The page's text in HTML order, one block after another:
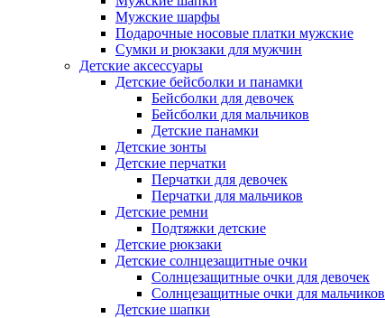
Мужские шарфы
Подарочные носовые платки мужские
Сумки и рюкзаки для мужчин
Детские аксессуары
Детские бейсболки и панамки
Бейсболки для девочек
Бейсболки для мальчиков
Детские панамки
Детские зонты
Детские перчатки
Перчатки для девочек
Перчатки для мальчиков
Детские ремни
Подтяжки детские
Детские рюкзаки
Детские солнцезащитные очки
Солнцезащитные очки для девочек
Солнцезащитные очки для мальчиков
Детские шапки